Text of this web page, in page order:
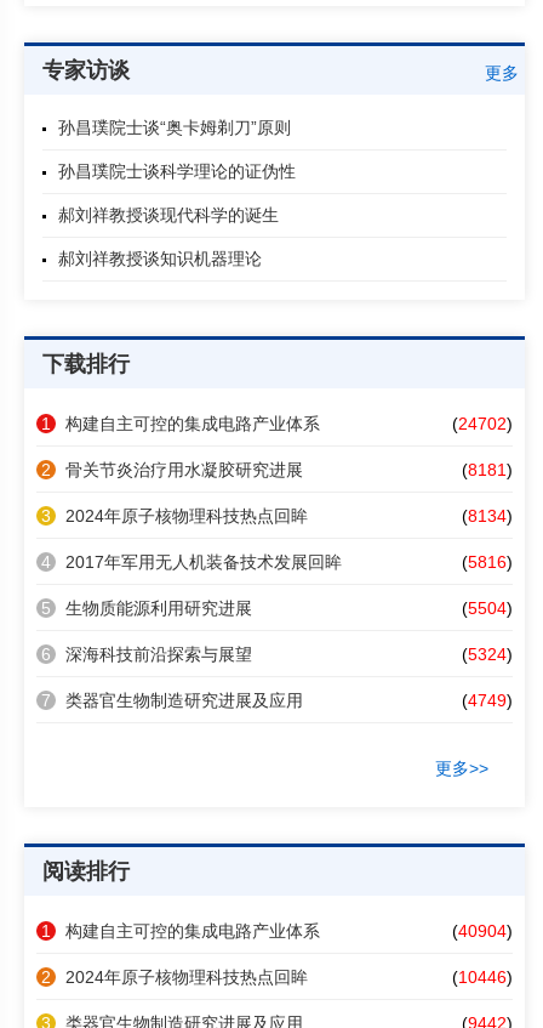
专家访谈 更多
孙昌璞院士谈“奥卡姆剃刀”原则
孙昌璞院士谈科学理论的证伪性
郝刘祥教授谈现代科学的诞生
郝刘祥教授谈知识机器理论
下载排行
1 构建自主可控的集成电路产业体系 (24702)
2 骨关节炎治疗用水凝胶研究进展 (8181)
3 2024年原子核物理科技热点回眸 (8134)
4 2017年军用无人机装备技术发展回眸 (5816)
5 生物质能源利用研究进展 (5504)
6 深海科技前沿探索与展望 (5324)
7 类器官生物制造研究进展及应用 (4749)
更多>>
阅读排行
1 构建自主可控的集成电路产业体系 (40904)
2 2024年原子核物理科技热点回眸 (10446)
3 类器官生物制造研究进展及应用 (9442)